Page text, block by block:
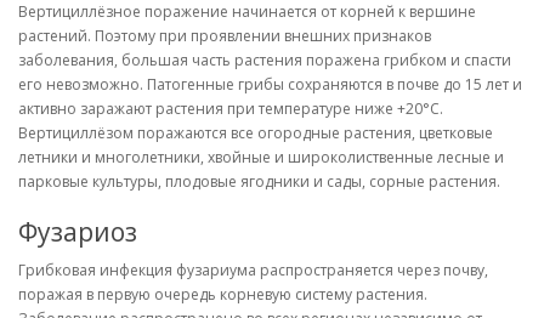
Вертициллёзное поражение начинается от корней к вершине
растений. Поэтому при проявлении внешних признаков
заболевания, большая часть растения поражена грибком и спасти
его невозможно. Патогенные грибы сохраняются в почве до 15 лет и
активно заражают растения при температуре ниже +20°С.
Вертициллёзом поражаются все огородные растения, цветковые
летники и многолетники, хвойные и широколиственные лесные и
парковые культуры, плодовые ягодники и сады, сорные растения.
Фузариоз
Грибковая инфекция фузариума распространяется через почву,
поражая в первую очередь корневую систему растения.